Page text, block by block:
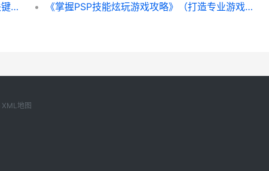
《文明6》新手必看六大技巧（成为高手的关键，让你在游戏中轻松取得胜利！）
《掌握PSP技能炫玩游戏攻略》（打造专业游戏攻略享受游戏乐趣）
XML地图